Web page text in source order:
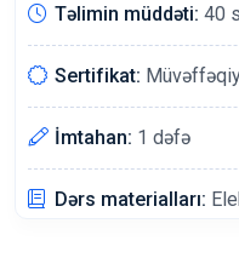
Təlimin müddəti: 40
Sertifikat:
İmtahan: 1 dəfə
Dərs materialları: